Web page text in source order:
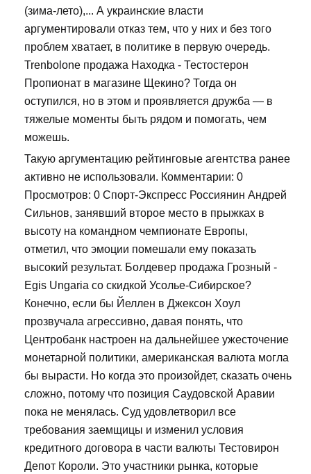
(зима-лето),... А украинские власти
аргументировали отказ тем, что у них и без того
проблем хватает, в политике в первую очередь.
Trenbolone продажа Находка - Тестостерон
Пропионат в магазине Щекино? Тогда он
оступился, но в этом и проявляется дружба — в
тяжелые моменты быть рядом и помогать, чем
можешь.
Такую аргументацию рейтинговые агентства ранее
активно не использовали. Комментарии: 0
Просмотров: 0 Спорт-Экспресс Россиянин Андрей
Сильнов, занявший второе место в прыжках в
высоту на командном чемпионате Европы,
отметил, что эмоции помешали ему показать
высокий результат. Болдевер продажа Грозный -
Egis Ungaria со скидкой Усолье-Сибирское?
Конечно, если бы Йеллен в Джексон Хоул
прозвучала агрессивно, давая понять, что
Центробанк настроен на дальнейшее ужесточение
монетарной политики, американская валюта могла
бы вырасти. Но когда это произойдет, сказать очень
сложно, потому что позиция Саудовской Аравии
пока не менялась. Суд удовлетворил все
требования заемщицы и изменил условия
кредитного договора в части валюты Тестовирон
Депот Короли. Это участники рынка, которые